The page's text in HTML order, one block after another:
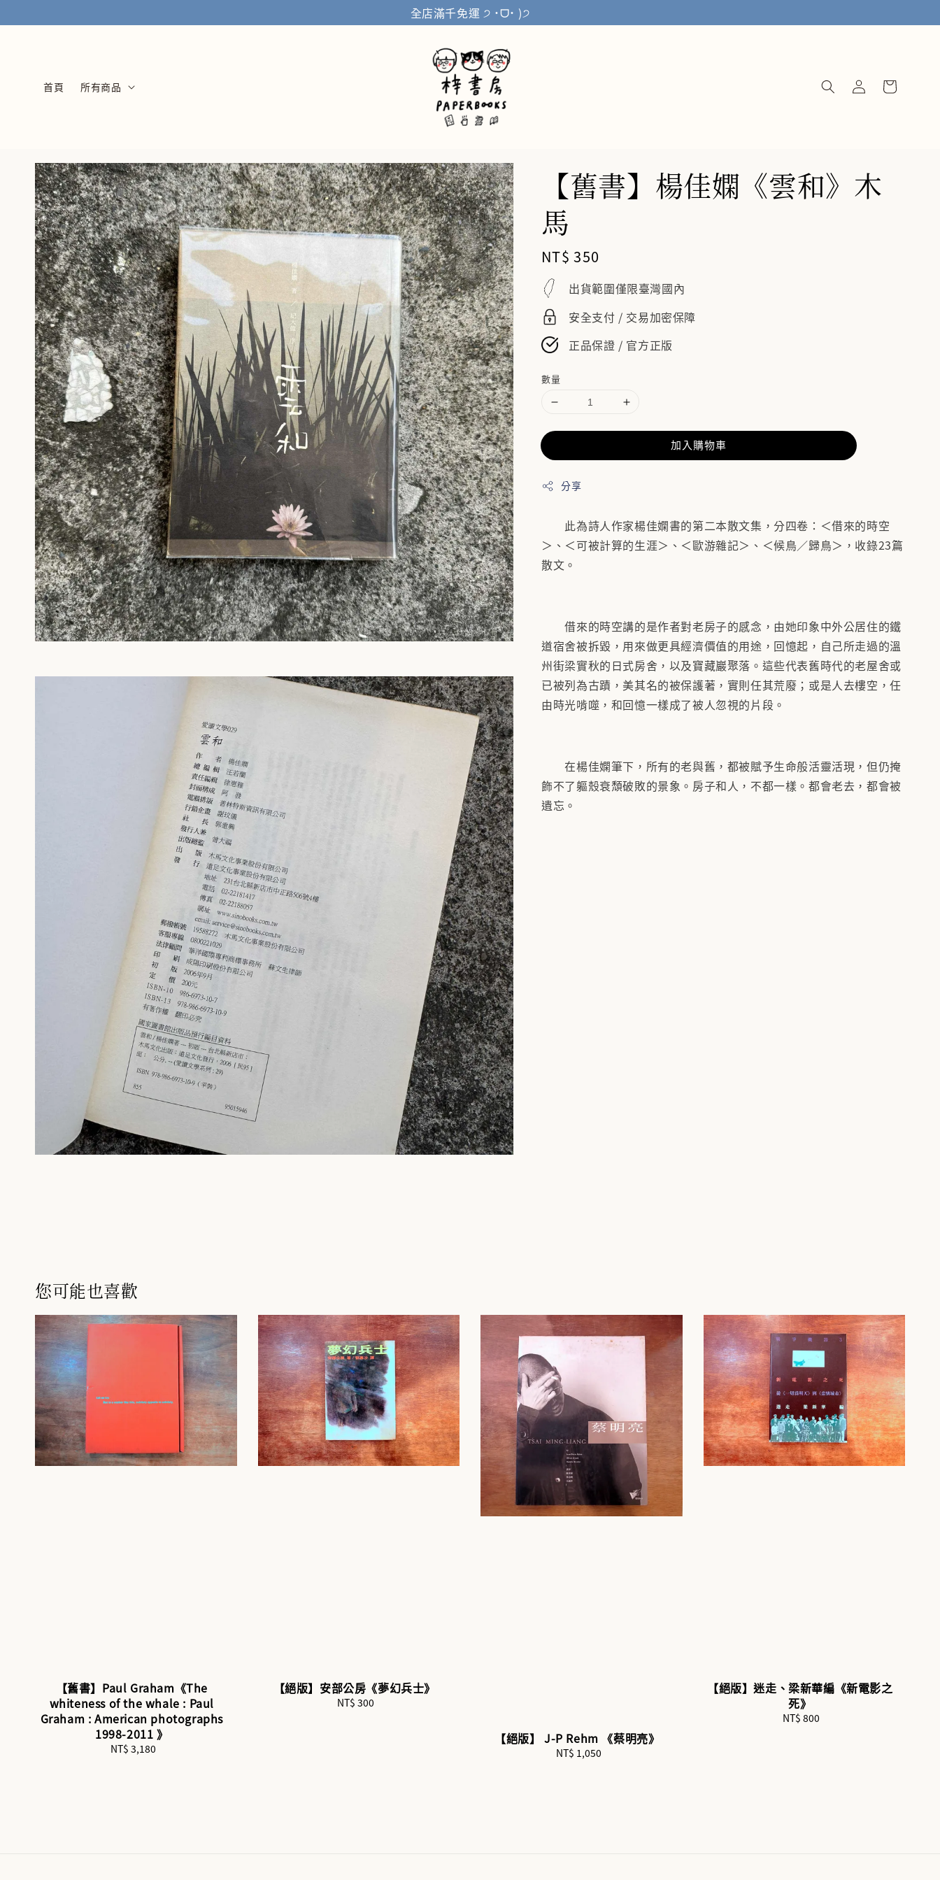
全店滿千免運 ੭ ˙ᗜ˙ )੭
首頁 所有商品
【舊書】楊佳嫻《雲和》木
馬
Regular
price
NT$ 350
出貨範圍僅限臺灣國內
安全支付 / 交易加密保障
正品保證 / 官方正版
數量
加入購物車
分享
此為詩人作家楊佳嫻書的第二本散文集，分四卷：＜借來的時空
＞、＜可被計算的生涯＞、＜歐游雜記＞、＜候鳥∕歸鳥＞，收錄23篇
散文。
借來的時空講的是作者對老房子的感念，由她印象中外公居住的鐵
道宿舍被拆毀，用來做更具經濟價值的用途，回憶起，自己所走過的溫
州街梁實秋的日式房舍，以及寶藏巖聚落。這些代表舊時代的老屋舍或
已被列為古蹟，美其名的被保護著，實則任其荒廢；或是人去樓空，任
由時光啃噬，和回憶一樣成了被人忽視的片段。
在楊佳嫻筆下，所有的老與舊，都被賦予生命般活靈活現，但仍掩
飾不了軀殼衰頹破敗的景象。房子和人，不都一樣。都會老去，都會被
遺忘。
您可能也喜歡
【舊書】Paul Graham《The
whiteness of the whale : Paul
Graham : American photographs
1998-2011 》
Regular
NT$ 3,180
【絕版】安部公房《夢幻兵士》
Regular
NT$ 300
【絕版】 J-P Rehm 《蔡明亮》
Regular
NT$ 1,050
【絕版】迷走、梁新華編《新電影之
死》
Regular
NT$ 800